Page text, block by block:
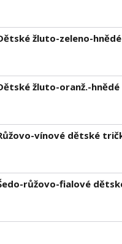
žluto-zeleno-
žluto-oranž.-
vínové dětské
růžovo-fialové